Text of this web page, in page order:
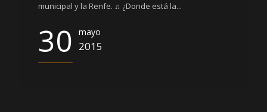
municipal y la Renfe. ♫ ¿Donde está la...
30 mayo
2015